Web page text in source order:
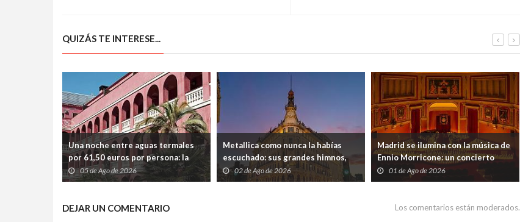
QUIZÁS TE INTERESE...
Una noche entre aguas termales
por 61,50 euros por persona: la
escapada perfecta para
desconectar cerca de Barcelona
05 de Ago de 2026
Metallica como nunca la habías
escuchado: sus grandes himnos,
entre velas, en el Four Seasons de
Madrid
02 de Ago de 2026
Madrid se ilumina con la música de
Ennio Morricone: un concierto
entre miles de velas en el Ateneo
01 de Ago de 2026
DEJAR UN COMENTARIO Los comentarios están moderados.